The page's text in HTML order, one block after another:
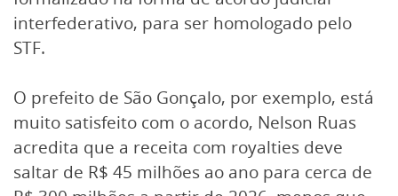
interfederativo, para ser homologado pelo
STF.
O prefeito de São Gonçalo, por exemplo, está
muito satisfeito com o acordo, Nelson Ruas
acredita que a receita com royalties deve
saltar de R$ 45 milhões ao ano para cerca de